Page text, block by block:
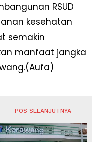
RSUD
kesehatan
semakin
manfaat jangka
POS SELANJUTNYA